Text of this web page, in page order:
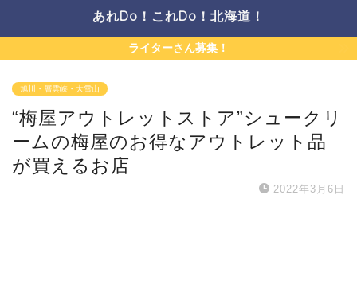
あれDo！これDo！北海道！
ライターさん募集！
旭川・層雲峡・大雪山
“梅屋アウトレットストア”シュークリ
ームの梅屋のお得なアウトレット品
が買えるお店
2022年3月6日